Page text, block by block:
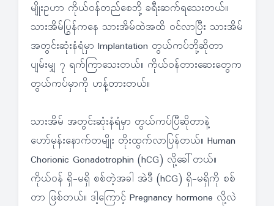
မျိုးဥဟာ ကိုယ်ဝန်တည်စေဘို့ ခရီးဆက်ရသေးတယ်။
သားအိမ်ပြွန်ကနေ သားအိမ်ထဲအထိ ဝင်လာပြီး သားအိမ်
အတွင်းဆုံးနံရံမှာ Implantation တွယ်ကပ်ဘို့ဆိုတာ
ပျမ်းမျှ ၇ ရက်ကြာသေးတယ်။ ကိုယ်ဝန်တားဆေးတွေက
တွယ်ကပ်မှာကို ဟန့်တားတယ်။
သားအိမ် အတွင်းဆုံးနံရံမှာ တွယ်ကပ်ပြီဆိုတာနဲ့
ဟော်မုန်းနောက်တမျိုး တိုးထွက်လာပြန်တယ်။ Human
Chorionic Gonadotrophin (hCG) လို့ခေါ်တယ်။
ကိုယ်ဝန် ရှိ-မရှိ စစ်တဲ့အခါ အဲဒီ (hCG) ရှိ-မရှိကို စစ်
တာ ဖြစ်တယ်။ ဒါ့ကြောင့် Pregnancy hormone လို့လဲ